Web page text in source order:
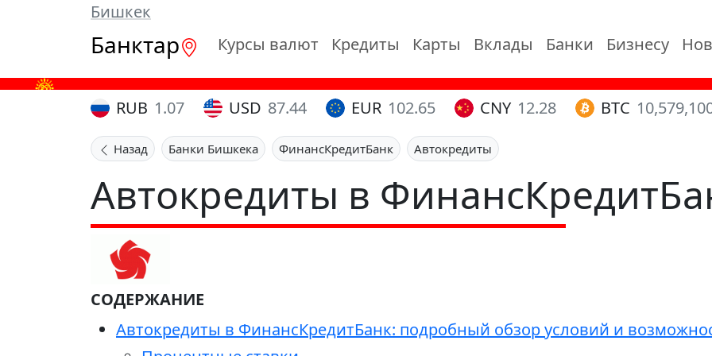
Бишкек
Банктар Курсы валют Кредиты Карты Вклады Банки Бизнесу
RUB 1.07 USD 87.44 EUR 102.65 CNY 12.28 BTC
Назад Банки Бишкека ФинансКредитБанк Автокредиты
Автокредиты в
СОДЕРЖАНИЕ
Автокредиты в ФинансКредитБанк: подробный обзор условий и